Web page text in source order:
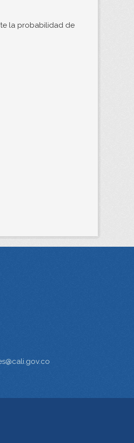
la probabilidad de